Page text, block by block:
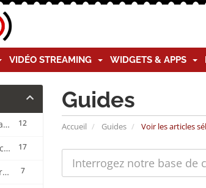
VIDÉO STREAMING WIDGETS & APPS
Guides
Accueil Guides Voir les articles
12
1. Guide d'utilisation de base CentovaCast
17
2. Guide d'utilisation avancée CentovaCast
7
3. Intégration sur site internet CentovaCast